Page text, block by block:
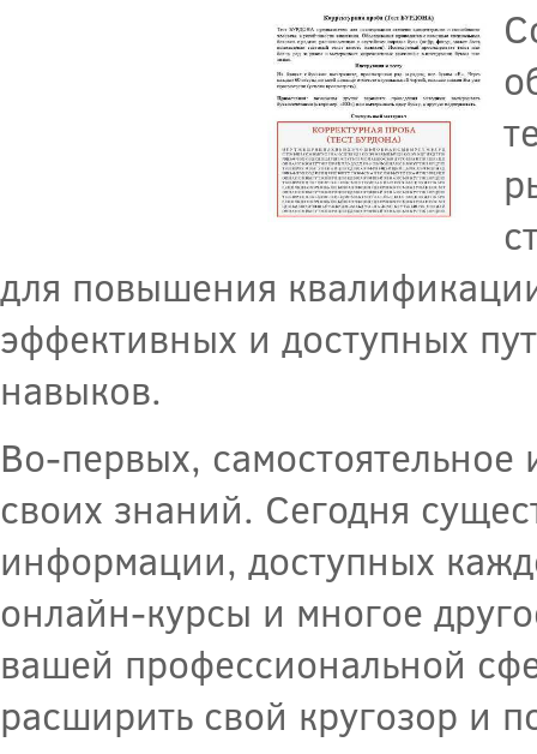
для повышения
эффективных и доступных
навыков.
Во-первых,
своих знаний. Сегодня
информации, доступных
онлайн-курсы и многое
вашей профессиональной
расширить свой кругозор и